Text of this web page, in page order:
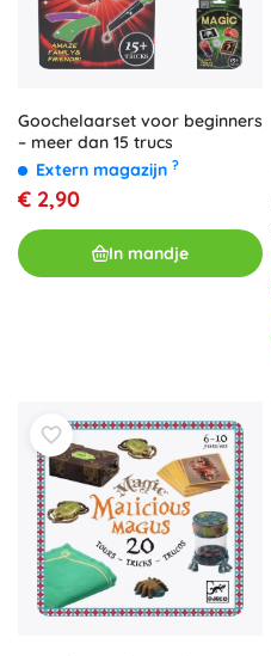
Goochelaarset voor beginners
– meer dan 15 trucs
Extern magazijn ?
€ 2,90
In mandje